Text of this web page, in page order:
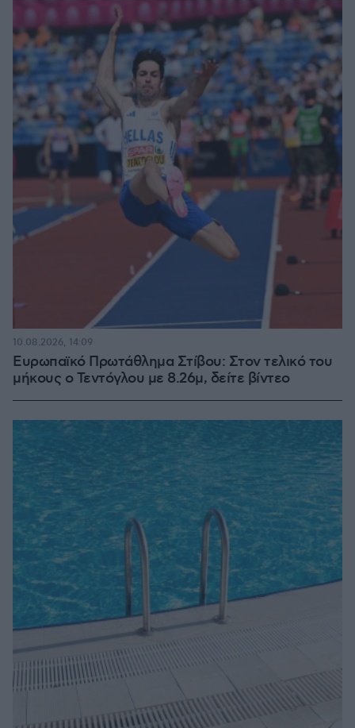
Ευρωπαϊκό Πρωτάθλημα Στίβου: Στον τελικό του
μήκους ο Τεντόγλου με 8.26μ, δείτε βίντεο
10.08.2026, 14:09